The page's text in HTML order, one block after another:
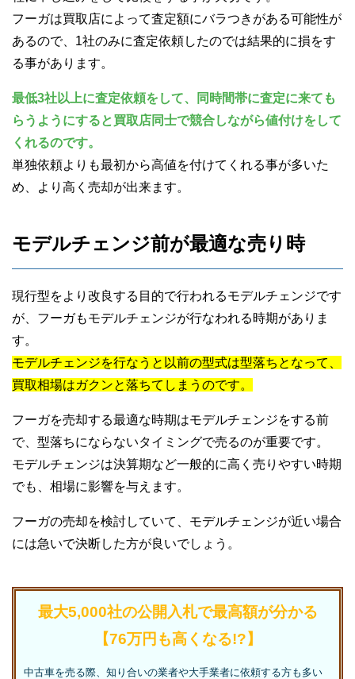
フーガは買取店によって査定額にバラつきがある可能性が
あるので、1社のみに査定依頼したのでは結果的に損をす
る事があります。
最低3社以上に査定依頼をして、同時間帯に査定に来ても
らうようにすると買取店同士で競合しながら値付けをして
くれるのです。
単独依頼よりも最初から高値を付けてくれる事が多いた
め、より高く売却が出来ます。
モデルチェンジ前が最適な売り時
現行型をより改良する目的で行われるモデルチェンジです
が、フーガもモデルチェンジが行なわれる時期がありま
す。
モデルチェンジを行なうと以前の型式は型落ちとなって、
買取相場はガクンと落ちてしまうのです。
フーガを売却する最適な時期はモデルチェンジをする前
で、型落ちにならないタイミングで売るのが重要です。
モデルチェンジは決算期など一般的に高く売りやすい時期
でも、相場に影響を与えます。
フーガの売却を検討していて、モデルチェンジが近い場合
には急いで決断した方が良いでしょう。
最大5,000社の公開入札で最高額が分かる
【76万円も高くなる!?】
中古車を売る際、知り合いの業者や大手業者に依頼する方も多い